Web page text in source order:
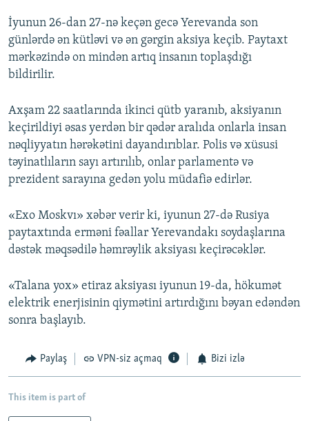
İyunun 26-dan 27-nə keçən gecə Yerevanda son
günlərdə ən kütləvi və ən gərgin aksiya keçib. Paytaxt
mərkəzində on mindən artıq insanın toplaşdığı
bildirilir.
Axşam 22 saatlarında ikinci qütb yaranıb, aksiyanın
keçirildiyi əsas yerdən bir qədər aralıda onlarla insan
nəqliyyatın hərəkətini dayandırıblar. Polis və xüsusi
təyinatlıların sayı artırılıb, onlar parlamentə və
prezident sarayına gedən yolu müdafiə edirlər.
«Exo Moskvı» xəbər verir ki, iyunun 27-də Rusiya
paytaxtında erməni fəallar Yerevandakı soydaşlarına
dəstək məqsədilə həmrəylik aksiyası keçirəcəklər.
«Talana yox» etiraz aksiyası iyunun 19-da, hökumət
elektrik enerjisinin qiymətini artırdığını bəyan edəndən
sonra başlayıb.
Paylaş VPN-siz açmaq Bizi izlə
This item is part of